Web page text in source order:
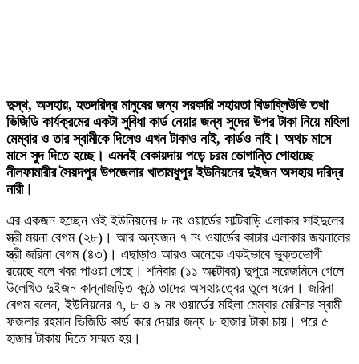
দুস্থ, অসহায়, হতদরিদ্র মানুষের জন্য সরকারি সহায়তা বিডাব্লিউভি তথা
ভিজিডি কার্যক্রমের একটা সুবিধা কার্ড নেয়ার জন্য সুদের উপর টাকা নিয়ে মহিলা
মেম্বার ও তার স্বামীকে দিলেও এখন টাকাও নাই, কার্ডও নাই। অথচ মাসে
মাসে সুদ দিতে হচ্ছে। এমনই বেকায়দায় পড়ে চরম ভোগান্তি পোহাচ্ছে
নীলফামারীর সৈয়দপুর উপজেলার খাতামধুপুর ইউনিয়নের দুইজন অসহায় দরিদ্র
নারী।
এর একজন হচ্ছেন ওই ইউনিয়নের ৮ নং ওয়ার্ডের সাল্টিবাড়ি এলাকার সাইদুলের
স্ত্রী ময়না বেগম (২৮)। আর অন্যজন ৭ নং ওয়ার্ডের কাচার এলাকার জয়নালের
স্ত্রী জরিনা বেগম (৪৩)। এছাড়াও আরও অনেকে একইভাবে ভুক্তভোগী
রয়েছে বলে খবর পাওয়া গেছে। শনিবার (১১ অক্টোবর) দুপুরে সরেজমিনে গেলে
উলে­খিত দুইজন কান্নাজড়িত কন্ঠে তাদের অসহায়ত্বের তুলে ধরেন। জরিনা
বেগম বলেন, ইউনিয়নের ৭, ৮ ও ৯ নং ওয়ার্ডের মহিলা মেম্বার মেরিনার স্বামী
ফজলার রহমান ভিজিডি কার্ড করে দেয়ার জন্য ৮ হাজার টাকা চায়। পরে ৫
হাজার টাকায় দিতে সম্মত হয়।